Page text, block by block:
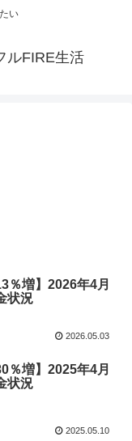
い
ルFIRE生活
％増】2026年4月
状況
2026.05.03
％増】2025年4月
状況
2025.05.10